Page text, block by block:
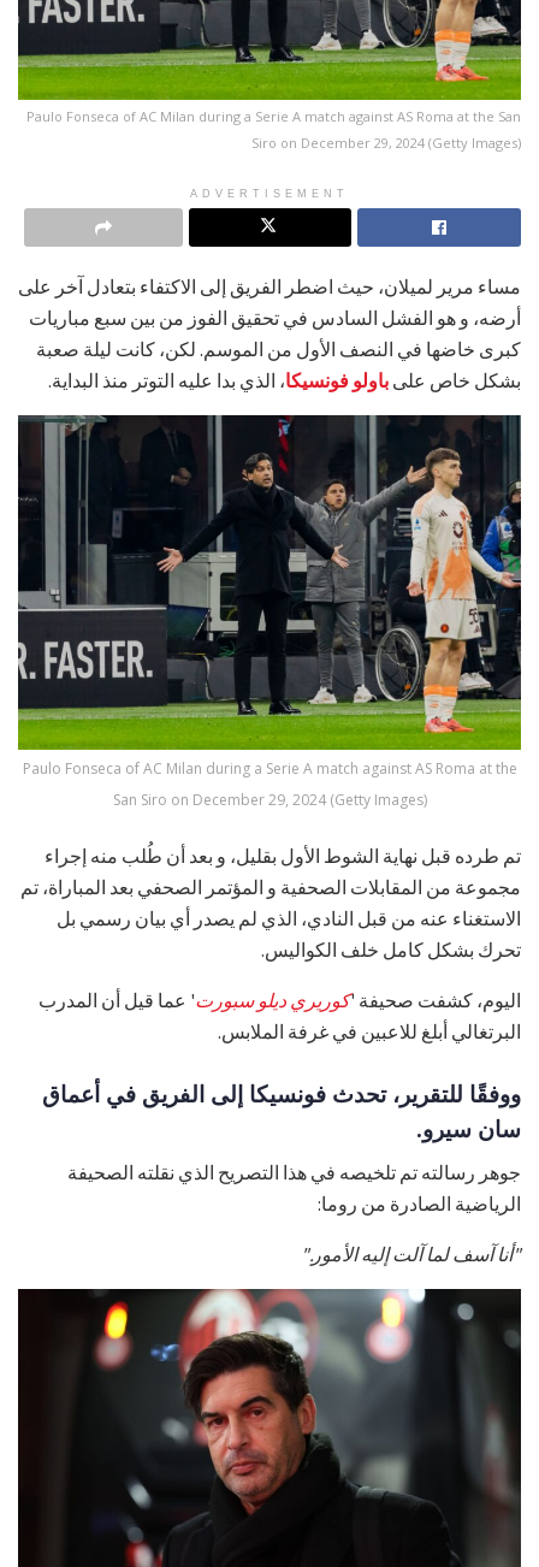
Paulo Fonseca of AC Milan during a Serie A match against AS Roma at the San
Siro on December 29, 2024 (Getty Images)
ADVERTISEMENT
مساء مرير لميلان، حيث اضطر الفريق إلى الاكتفاء بتعادل آخر على
أرضه، و هو الفشل السادس في تحقيق الفوز من بين سبع مباريات
كبرى خاضها في النصف الأول من الموسم. لكن، كانت ليلة صعبة
بشكل خاص على باولو فونسيكا، الذي بدا عليه التوتر منذ البداية.
Paulo Fonseca of AC Milan during a Serie A match against AS Roma at the
San Siro on December 29, 2024 (Getty Images)
تم طرده قبل نهاية الشوط الأول بقليل، و بعد أن طُلب منه إجراء
مجموعة من المقابلات الصحفية و المؤتمر الصحفي بعد المباراة، تم
الاستغناء عنه من قبل النادي، الذي لم يصدر أي بيان رسمي بل
تحرك بشكل كامل خلف الكواليس.
اليوم، كشفت صحيفة 'كوريري ديلو سبورت' عما قيل أن المدرب
البرتغالي أبلغ للاعبين في غرفة الملابس.
ووفقًا للتقرير، تحدث فونسيكا إلى الفريق في أعماق
سان سيرو.
جوهر رسالته تم تلخيصه في هذا التصريح الذي نقلته الصحيفة
الرياضية الصادرة من روما:
"أنا آسف لما آلت إليه الأمور."